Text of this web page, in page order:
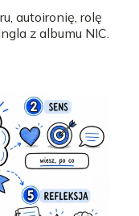
autoironię, rolę
z albumu NIC.